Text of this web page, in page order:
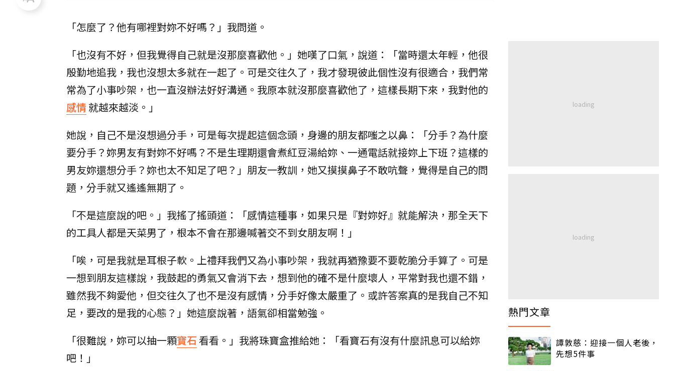
「怎麼了？他有哪裡對妳不好嗎？」我問道。
「也沒有不好，但我覺得自己就是沒那麼喜歡他。」她嘆了口氣，說道：「當時還太年輕，他很
殷勤地追我，我也沒想太多就在一起了。可是交往久了，我才發現彼此個性沒有很適合，我們常
常為了小事吵架，也一直沒辦法好好溝通。我原本就沒那麼喜歡他了，這樣長期下來，我對他的
感情就越來越淡。」
她說，自己不是沒想過分手，可是每次提起這個念頭，身邊的朋友都嗤之以鼻：「分手？為什麼
要分手？妳男友有對妳不好嗎？不是生理期還會煮紅豆湯給妳、一通電話就接妳上下班？這樣的
男友妳還想分手？妳也太不知足了吧？」朋友一教訓，她又摸摸鼻子不敢吭聲，覺得是自己的問
題，分手就又遙遙無期了。
「不是這麼說的吧。」我搖了搖頭道：「感情這種事，如果只是『對妳好』就能解決，那全天下
的工具人都是天菜男了，根本不會在那邊喊著交不到女朋友啊！」
「唉，可是我就是耳根子軟。上禮拜我們又為小事吵架，我就再猶豫要不要乾脆分手算了。可是
一想到朋友這樣說，我鼓起的勇氣又會消下去，想到他的確不是什麼壞人，平常對我也還不錯，
雖然我不夠愛他，但交往久了也不是沒有感情，分手好像太嚴重了。或許答案真的是我自己不知
足，要改的是我的心態？」她這麼說著，語氣卻相當勉強。
「很難說，妳可以抽一顆寶石看看。」我將珠寶盒推給她：「看寶石有沒有什麼訊息可以給妳
吧！」
熱門文章
譚敦慈：迎接一個人老後，
先想5件事